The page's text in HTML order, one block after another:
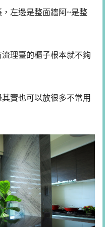
左邊是整面牆阿~是整
理臺的櫃子根本就不夠
實也可以放很多不常用